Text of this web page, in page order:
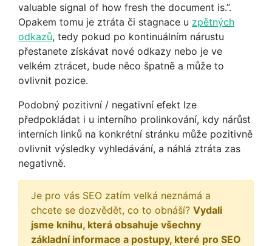
valuable signal of how fresh the document is.”.
Opakem tomu je ztráta či stagnace u zpětných
odkazů, tedy pokud po kontinuálním nárustu
přestanete získávat nové odkazy nebo je ve
velkém ztrácet, bude něco špatně a může to
ovlivnit pozice.
Podobný pozitivní / negativní efekt lze
předpokládat i u interního prolinkování, kdy nárůst
interních linků na konkrétní stránku může pozitivně
ovlivnit výsledky vyhledávání, a náhlá ztráta zas
negativně.
Je pro vás SEO zatím velká neznámá a
chcete se dozvědět, co to obnáší? Vydali
jsme knihu, která obsahuje všechny
základní informace a postupy, které pro SEO